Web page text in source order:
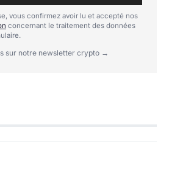
vous confirmez avoir lu et accepté nos
concernant le traitement des données
sur notre newsletter crypto →